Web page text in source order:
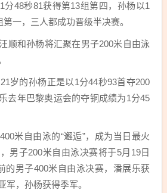
分48秒81获得第13组第四，孙杨以1
一，三人都成功晋级半决赛。
顺和孙杨将汇聚在男子200米自由泳
岁的孙杨正是以1分44秒93首夺200
去年巴黎奥运会的夺铜成绩为1分45
米自由泳的“邂逅”，成为当日最火
男子200米自由泳决赛将于5月19日
的男子400米自由泳决赛，潘展乐获
军，孙杨获得季军。